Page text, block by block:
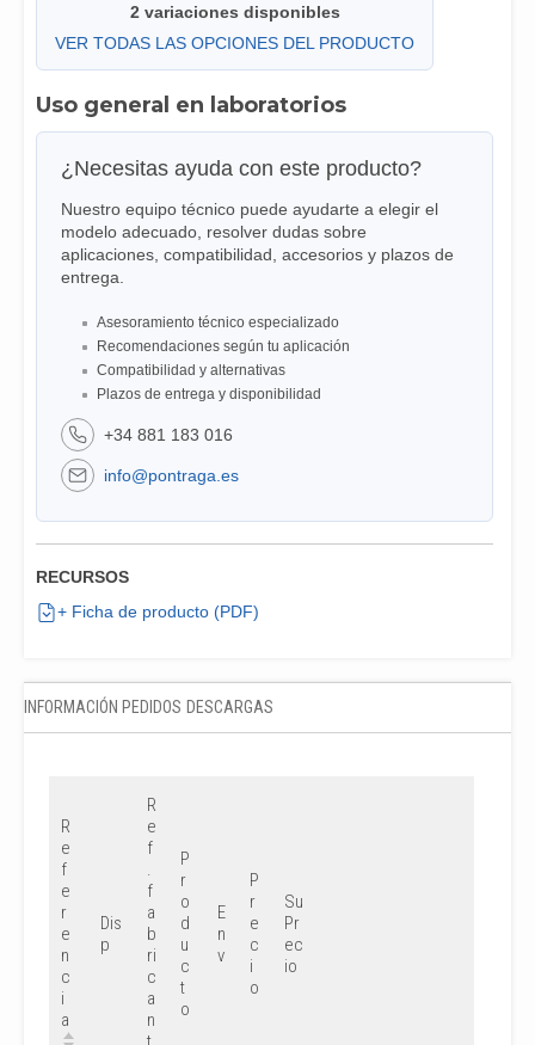
2 variaciones disponibles
VER TODAS LAS OPCIONES DEL PRODUCTO
Uso general en laboratorios
¿Necesitas ayuda con este producto?
Nuestro equipo técnico puede ayudarte a elegir el
modelo adecuado, resolver dudas sobre
aplicaciones, compatibilidad, accesorios y plazos de
entrega.
Asesoramiento técnico especializado
Recomendaciones según tu aplicación
Compatibilidad y alternativas
Plazos de entrega y disponibilidad
+34 881 183 016
info@pontraga.es
RECURSOS
+ Ficha de producto (PDF)
INFORMACIÓN PEDIDOS DESCARGAS
R
e
f
e
r
e
n
c
i
a
Dis
p
R
e
f
.
f
a
b
ri
c
a
n
P
r
o
d
u
c
t
o
E
n
v
P
r
e
c
i
o
Su
Pr
ec
io